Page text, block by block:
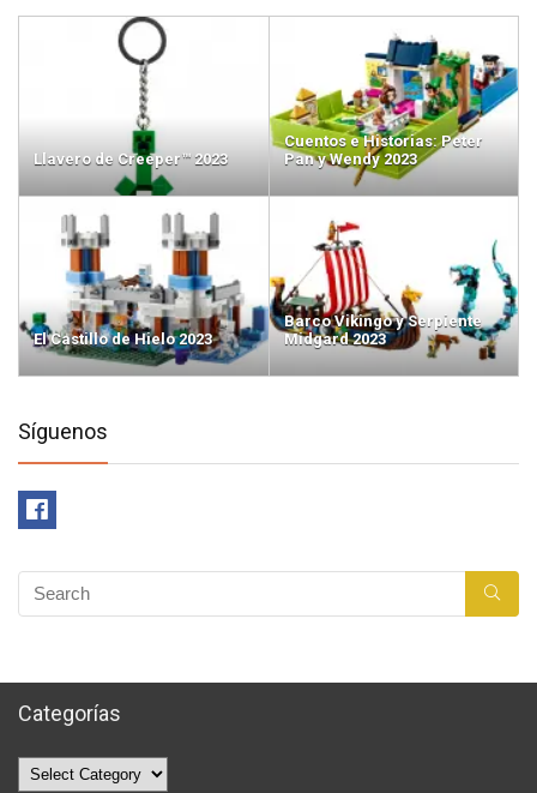
Llavero de Creeper™ 2023
Cuentos e Historias: Peter
Pan y Wendy 2023
El Castillo de Hielo 2023
Barco Vikingo y Serpiente
Midgard 2023
Síguenos
Categorías
Categorías